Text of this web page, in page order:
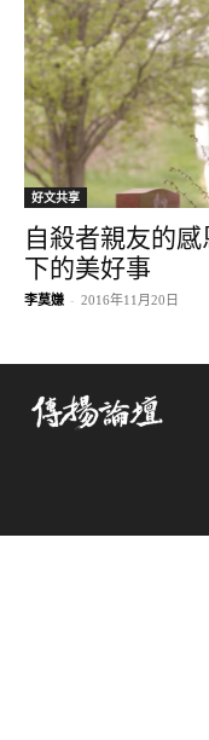
好文共享
自殺者親友的
下的美好事
李莫嫌 - 2016年11月20日